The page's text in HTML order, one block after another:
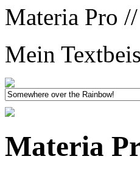
Materia Pro
Mein
Materia